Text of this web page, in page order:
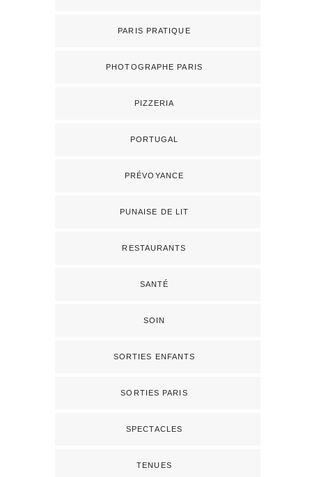
PARIS PRATIQUE
PHOTOGRAPHE PARIS
PIZZERIA
PORTUGAL
PRÉVOYANCE
PUNAISE DE LIT
RESTAURANTS
SANTÉ
SOIN
SORTIES ENFANTS
SORTIES PARIS
SPECTACLES
TENUES